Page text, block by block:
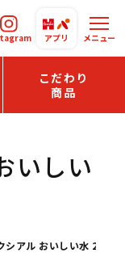
アプリ メニュー
こだわり
商品
いしい
シアル おいしい水 2L